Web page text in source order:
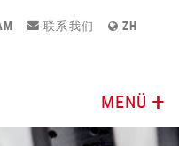
联系我们
ZH
MENÜ